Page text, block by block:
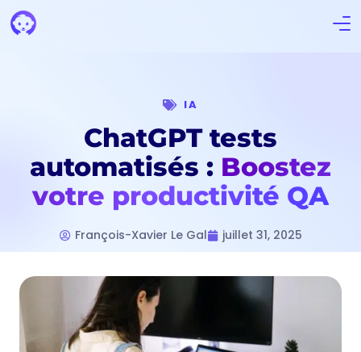
IA
ChatGPT tests
automatisés : Boostez
votre productivité QA
François-Xavier Le Gal juillet 31, 2025